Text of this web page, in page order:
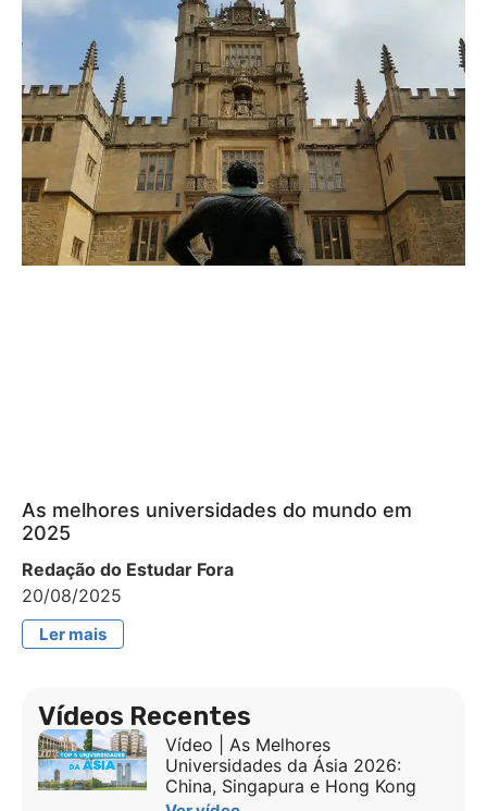
As melhores universidades do mundo em
2025
Redação do Estudar Fora
20/08/2025
Ler mais
Vídeos Recentes
Vídeo | As Melhores
Universidades da Ásia 2026:
China, Singapura e Hong Kong